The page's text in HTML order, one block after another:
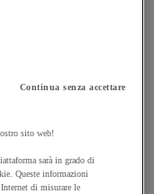
Continua senza accettare
sito web!
sarà in grado di
Queste informazioni
di misurare le